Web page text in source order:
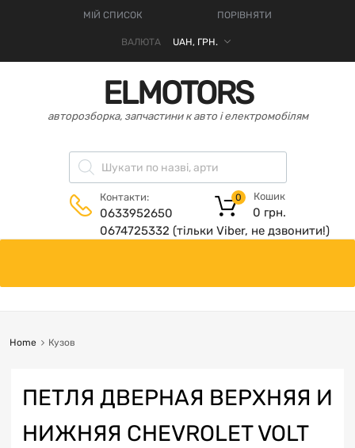
МІЙ СПИСОК ПОРІВНЯТИ
ВАЛЮТА
ELMOTORS
авторозборка, запчастини к авто і електромобілям
Контакти:
0633952650
0674725332 (тільки Viber, не дзвонити!)
Кошик
0 грн.
0
Home Кузов
ПЕТЛЯ ДВЕРНАЯ ВЕРХНЯЯ И
НИЖНЯЯ CHEVROLET VOLT